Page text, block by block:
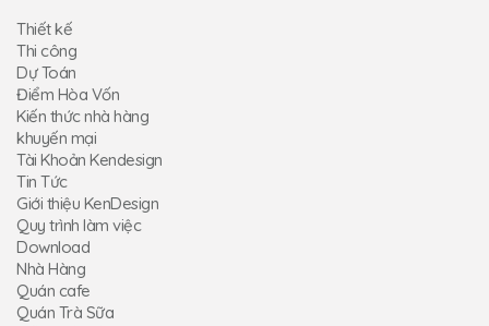
Thiết kế
Thi công
Dự Toán
Điểm Hòa Vốn
Kiến thức nhà hàng
khuyến mại
Tài Khoản Kendesign
Tin Tức
Giới thiệu KenDesign
Quy trình làm việc
Download
Nhà Hàng
Quán cafe
Quán Trà Sữa